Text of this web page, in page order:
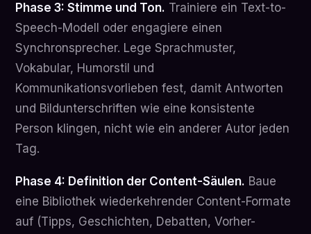
Phase 3: Stimme und Ton. Trainiere ein Text-to-
Speech-Modell oder engagiere einen
Synchronsprecher. Lege Sprachmuster,
Vokabular, Humorstil und
Kommunikationsvorlieben fest, damit Antworten
und Bildunterschriften wie eine konsistente
Person klingen, nicht wie ein anderer Autor jeden
Tag.
Phase 4: Definition der Content-Säulen. Baue
eine Bibliothek wiederkehrender Content-Formate
auf (Tipps, Geschichten, Debatten, Vorher-